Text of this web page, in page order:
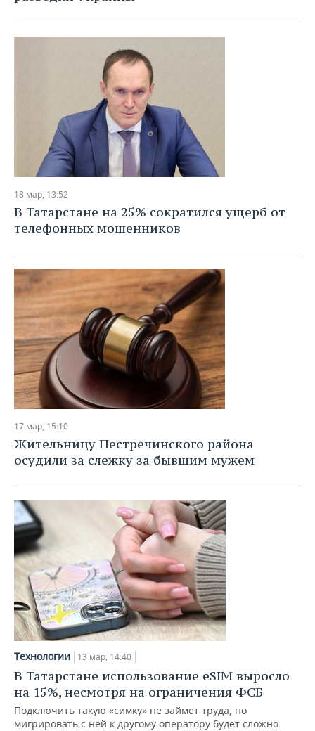
18 мар, 13:52
В Татарстане на 25% сократился ущерб от
телефонных мошенников
17 мар, 15:10
Жительницу Пестречинского района
осудили за слежку за бывшим мужем
Технологии 13 мар, 14:40
В Татарстане использование eSIM выросло
на 15%, несмотря на ограничения ФСБ
Подключить такую «симку» не займет труда, но
мигрировать с ней к другому оператору будет сложно